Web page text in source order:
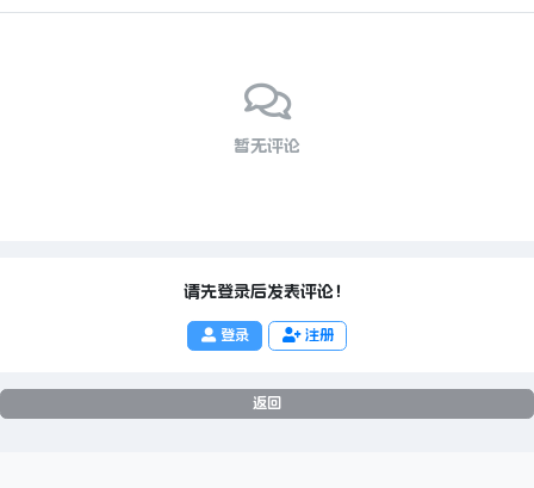
暂无评论
请先登录后发表评论！
登录 注册
返回